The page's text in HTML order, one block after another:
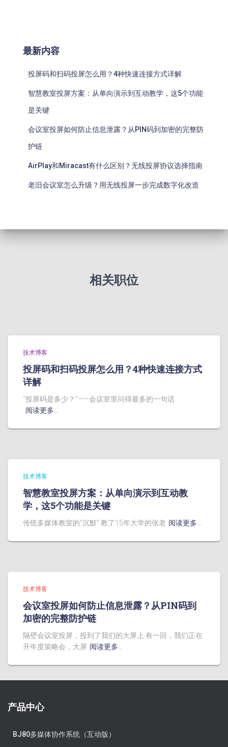
最新内容
投屏码和扫码投屏怎么用？4种快速连接方式详解
智慧教室投屏方案：从单向演示到互动教学，这5个功能
是关键
会议室投屏如何防止信息泄露？从PIN码到加密的完整防
护链
AirPlay和Miracast有什么区别？无线投屏协议选择指南
老旧会议室怎么升级？用无线投屏一步完成数字化改造
相关职位
技术博客
投屏码和扫码投屏怎么用？4种快速连接方式
详解
“投屏码是多少？”——会议室里问得最多的一句话
阅读更多…
技术博客
智慧教室投屏方案：从单向演示到互动教
学，这5个功能是关键
传统多媒体教室的”沉默” 教了15年大学的张老 阅读更多…
技术博客
会议室投屏如何防止信息泄露？从PIN码到
加密的完整防护链
隔壁会议室投屏，投到了我们的大屏上 有一回，我们正在
开年度策略会，大屏 阅读更多…
产品中心
BJ80多媒体协作系统（互动版）